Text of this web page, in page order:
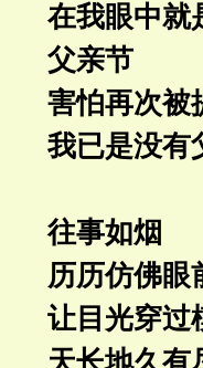
在我眼中就
父亲节
害怕再次被
我已是没有
往事如烟
历历仿佛眼
让目光穿过